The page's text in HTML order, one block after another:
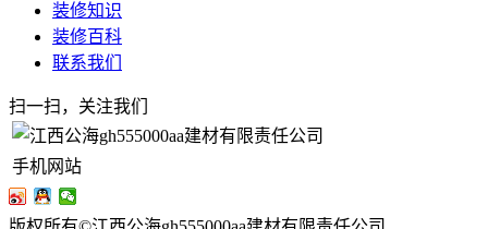
装修知识
装修百科
联系我们
扫一扫，关注我们
手机网站